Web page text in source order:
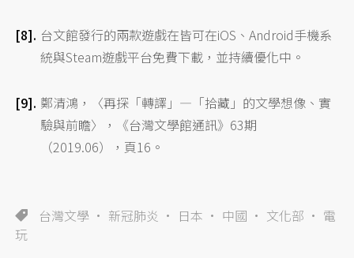
台文館發行的兩款遊戲在皆可在iOS、Android手機系
統與Steam遊戲平台免費下載，並持續優化中。
鄭清鴻，〈再探「轉譯」—「拾藏」的文學想像、實
驗與前瞻〉，《台灣文學館通訊》63期
（2019.06），頁16。
台灣文學 新冠肺炎 日本 中國 文化部
電
玩